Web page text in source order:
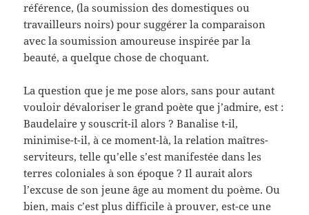
référence, (la soumission des domestiques ou
travailleurs noirs) pour suggérer la comparaison
avec la soumission amoureuse inspirée par la
beauté, a quelque chose de choquant.
La question que je me pose alors, sans pour autant
vouloir dévaloriser le grand poète que j’admire, est :
Baudelaire y souscrit-il alors ? Banalise t-il,
minimise-t-il, à ce moment-là, la relation maîtres-
serviteurs, telle qu’elle s’est manifestée dans les
terres coloniales à son époque ? Il aurait alors
l’excuse de son jeune âge au moment du poème. Ou
bien, mais c’est plus difficile à prouver, est-ce une